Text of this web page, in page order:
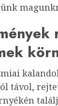
távol,